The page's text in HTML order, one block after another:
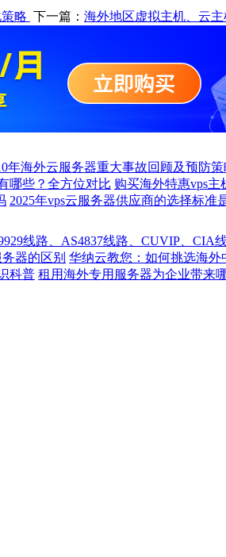
略 下一篇： 海外地区虚拟主机、云
年海外云服务器重大事故回顾及预防
哪些？全方位对比 购买海外特惠vps
2025年vps云服务器供应商的选择标准
线路、AS4837线路、CUVIP、CIA
器的区别 华纳云教您：如何挑选海外
科普 租用海外专用服务器为企业带来